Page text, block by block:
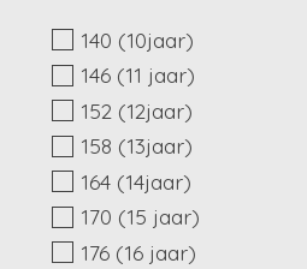
140 (10jaar)
146 (11 jaar)
152 (12jaar)
158 (13jaar)
164 (14jaar)
170 (15 jaar)
176 (16 jaar)